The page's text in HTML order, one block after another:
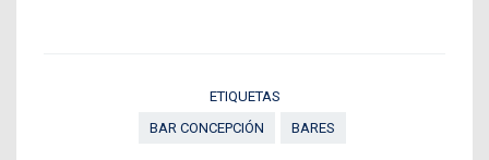
ETIQUETAS
BAR CONCEPCIÓN
BARES